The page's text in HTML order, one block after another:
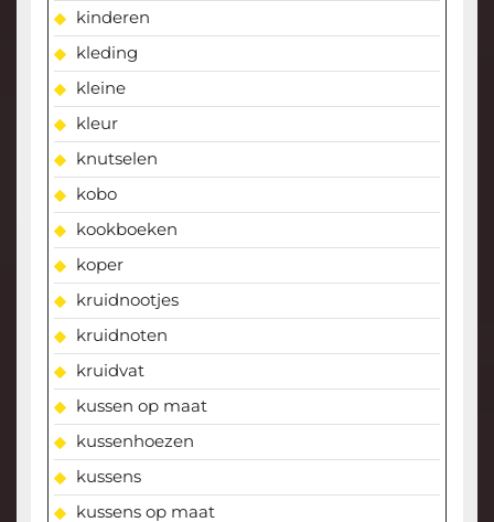
kinderen
kleding
kleine
kleur
knutselen
kobo
kookboeken
koper
kruidnootjes
kruidnoten
kruidvat
kussen op maat
kussenhoezen
kussens
kussens op maat